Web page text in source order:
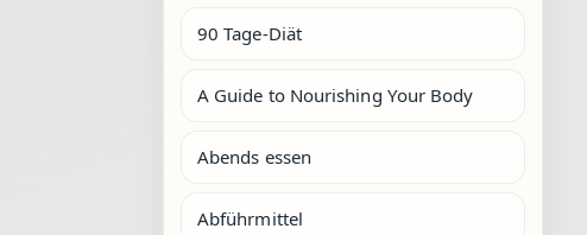
90 Tage-Diät
A Guide to Nourishing Your Body
Abends essen
Abführmittel